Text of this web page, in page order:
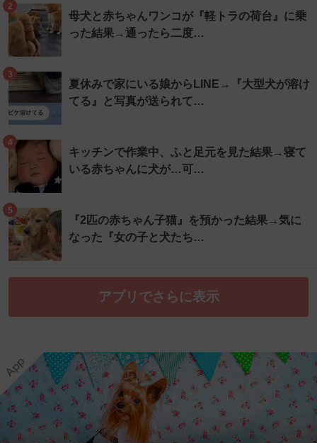
2
母犬と赤ちゃんワンコが『軽トラの荷台』に乗
った結果→通ったら二度…
3
夏休みで家にいる娘からLINE→『大型犬が溶け
てる』と写真が送られて…
4
キッチンで作業中、ふと足元を見た結果→寝て
いる赤ちゃんに犬が…可…
5
『2匹の赤ちゃん子猫』を預かった結果→気に
なった『女の子と犬たち…
アプリでさらに表示